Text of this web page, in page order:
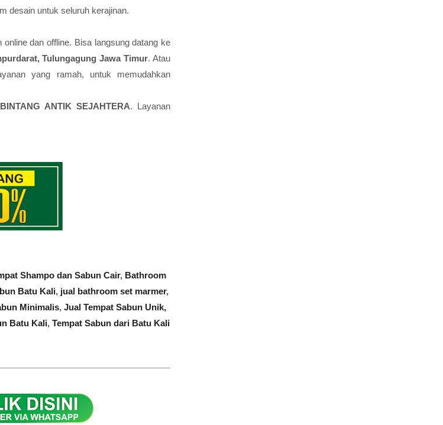
desain untuk seluruh kerajinan.
dan offline. Bisa langsung datang ke
Tulungagung Jawa Timur. Atau
yang ramah, untuk memudahkan
ANTIK SEJAHTERA. Layanan
Shampo dan Sabun Cair, Bathroom
Batu Kali, jual bathroom set marmer,
Minimalis, Jual Tempat Sabun Unik,
Batu Kali, Tempat Sabun dari Batu Kali